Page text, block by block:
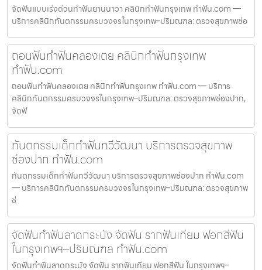
จัดฟันแบบเร่งด่วนทำฟันยานนาวา คลินิกทำฟันกรุงเทพ ทำฟัน.com —
บริการคลินิกทันตกรรมครบวงจรในกรุงเทพ–ปริมณฑล: ตรวจสุขภาพช่อ
ถอนฟันทำฟันคลองเตย คลินิกทำฟันกรุงเทพ
ทำฟัน.com
ถอนฟันทำฟันคลองเตย คลินิกทำฟันกรุงเทพ ทำฟัน.com — บริการ
คลินิกทันตกรรมครบวงจรในกรุงเทพ–ปริมณฑล: ตรวจสุขภาพช่องปาก,
จัดฟั
ทันตกรรมเด็กทำฟันทวีวัฒนา บริการตรวจสุขภาพ
ช่องปาก ทำฟัน.com
ทันตกรรมเด็กทำฟันทวีวัฒนา บริการตรวจสุขภาพช่องปาก ทำฟัน.com
— บริการคลินิกทันตกรรมครบวงจรในกรุงเทพ–ปริมณฑล: ตรวจสุขภาพ
ช่
จัดฟันทำฟันลาดกระบัง จัดฟัน รากฟันเทียม ฟอกสีฟัน
ในกรุงเทพฯ–ปริมณฑล ทำฟัน.com
จัดฟันทำฟันลาดกระบัง จัดฟัน รากฟันเทียม ฟอกสีฟัน ในกรุงเทพฯ–